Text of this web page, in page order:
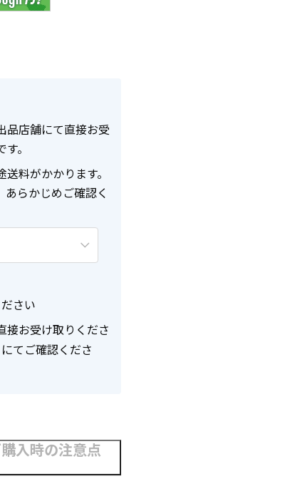
品店舗にて直接お受
。
料がかかります。
らかじめご確認く
さい
接お受け取りくださ
にてご確認くださ
入時の注意点